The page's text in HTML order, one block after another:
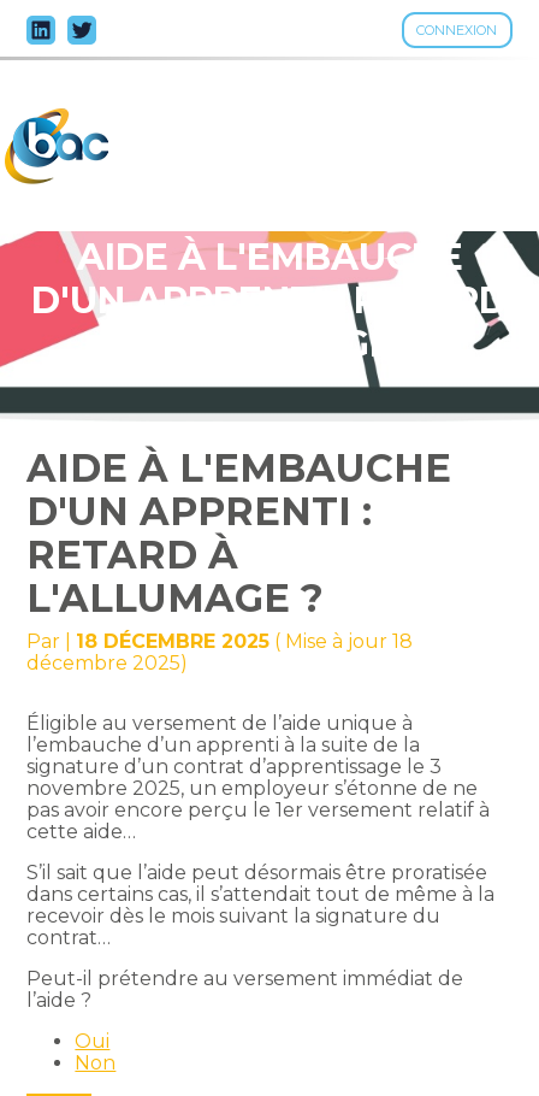
CONNEXION
Aller
au
AIDE À L'EMBAUCHE
D'UN APPRENTI : RETARD
À L'ALLUMAGE ?
AIDE À L'EMBAUCHE
D'UN APPRENTI :
RETARD À
L'ALLUMAGE ?
Par 18 DÉCEMBRE 2025 ( Mise à jour 18
décembre 2025)
Éligible au versement de l’aide unique à
l’embauche d’un apprenti à la suite de la
signature d’un contrat d’apprentissage le 3
novembre 2025, un employeur s’étonne de ne
pas avoir encore perçu le 1er versement relatif à
cette aide…
S’il sait que l’aide peut désormais être proratisée
dans certains cas, il s’attendait tout de même à la
recevoir dès le mois suivant la signature du
contrat…
Peut-il prétendre au versement immédiat de
l’aide ?
Oui
Non